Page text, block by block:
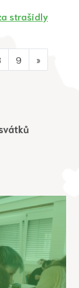
strašidly
9 »